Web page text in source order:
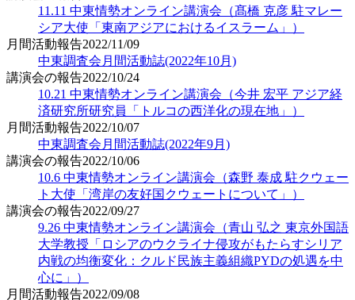
11.11 中東情勢オンライン講演会（髙橋 克彦 駐マレー
シア大使「東南アジアにおけるイスラーム」）
月間活動報告2022/11/09
中東調査会月間活動誌(2022年10月)
講演会の報告2022/10/24
10.21 中東情勢オンライン講演会（今井 宏平 アジア経
済研究所研究員「トルコの西洋化の現在地」）
月間活動報告2022/10/07
中東調査会月間活動誌(2022年9月)
講演会の報告2022/10/06
10.6 中東情勢オンライン講演会（森野 泰成 駐クウェー
ト大使「湾岸の友好国クウェートについて」）
講演会の報告2022/09/27
9.26 中東情勢オンライン講演会（青山 弘之 東京外国語
大学教授「ロシアのウクライナ侵攻がもたらすシリア
内戦の均衡変化：クルド民族主義組織PYDの処遇を中
心に」）
月間活動報告2022/09/08